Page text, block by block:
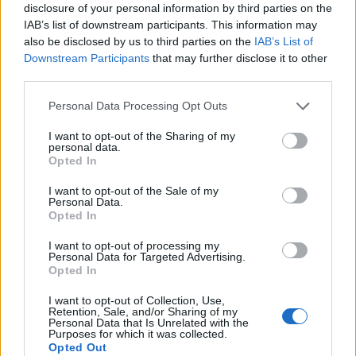
disclosure of your personal information by third parties on the
IAB’s list of downstream participants. This information may
also be disclosed by us to third parties on the IAB’s List of
Downstream Participants that may further disclose it to other
Personal Data Processing Opt Outs
I want to opt-out of the Sharing of my
personal data.
Opted In
I want to opt-out of the Sale of my
Personal Data.
Opted In
I want to opt-out of processing my
Personal Data for Targeted Advertising.
Opted In
I want to opt-out of Collection, Use,
Retention, Sale, and/or Sharing of my
Personal Data that Is Unrelated with the
Purposes for which it was collected.
Opted Out
Película
Dir: Robert D. Webb. Int: Robert Ryan, Virginia Mayo ,
Jeffrey Hunter, Robert Middleton, Walter Brennan,
Mathews
Oeste, EE.UU., 1956
Cuando el alba se tiñe de rojo
Cuando el alba se tiñe de rojo